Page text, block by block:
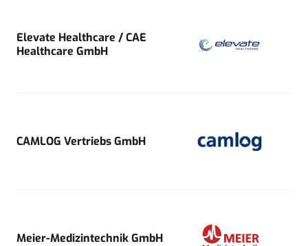
Elevate Healthcare / CAE
Healthcare GmbH
CAMLOG Vertriebs GmbH
Meier-Medizintechnik GmbH